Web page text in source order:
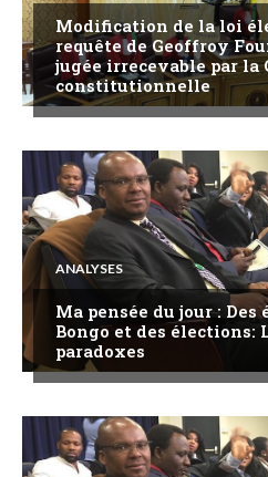
Modification de la loi
requête de Geoffroy
jugée irrecevable par la
constitutionnelle
ANALYSES
Ma pensée du jour : Des
Bongo et des élections:
paradoxes